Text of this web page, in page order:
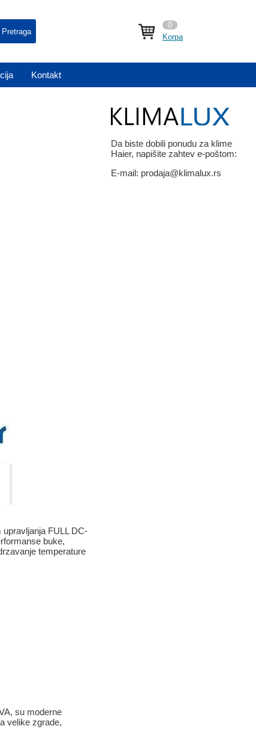
Pretraga
0
Korpa
Kontakt
FULL DC-
buke,
temperature
su moderne
velike zgrade,
Da biste dobili ponudu za klime
Haier, napišite zahtev e-poštom:
E-mail: prodaja@klimalux.rs